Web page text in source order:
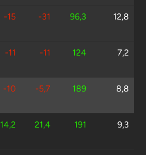
-15 -31 96,3 12,8
-11 -11 124 7,2
-10 -5,7 189 8,8
14,2 21,4 191 9,3